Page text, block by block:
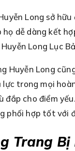
Long sở
họ dễ dàng kết
Long Lục
Huyễn Long
trong mọi
cho điểm
phối hợp tốt với
Trang